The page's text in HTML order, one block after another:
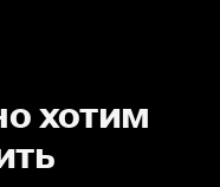
хотим